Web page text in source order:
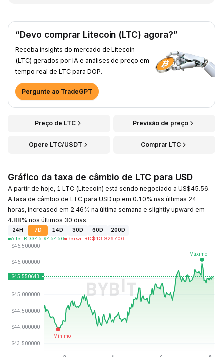
“Devo comprar Litecoin (LTC) agora?”
Receba insights do mercado de Litecoin
(LTC) gerados por IA e análises de preço em
tempo real de LTC para DOP.
Pergunte ao TradeGPT
Preço de LTC Previsão de preço
Opere LTC/USDT Comprar LTC
Gráfico da taxa de câmbio de LTC para USD
A partir de hoje, 1 LTC (Litecoin) está sendo negociado a US$45.56.
A taxa de câmbio de LTC para USD up em 0.10% nas últimas 24
horas, increased em 2.46% na última semana e slightly upward em
4.88% nos últimos 30 dias.
24H 7D 14D 30D 60D
200D
Alta: RD$45.945456 Baixa: RD$43.926706
Última atualização: 2026-08-08, 03:18 GMT+0
Máxima histórica